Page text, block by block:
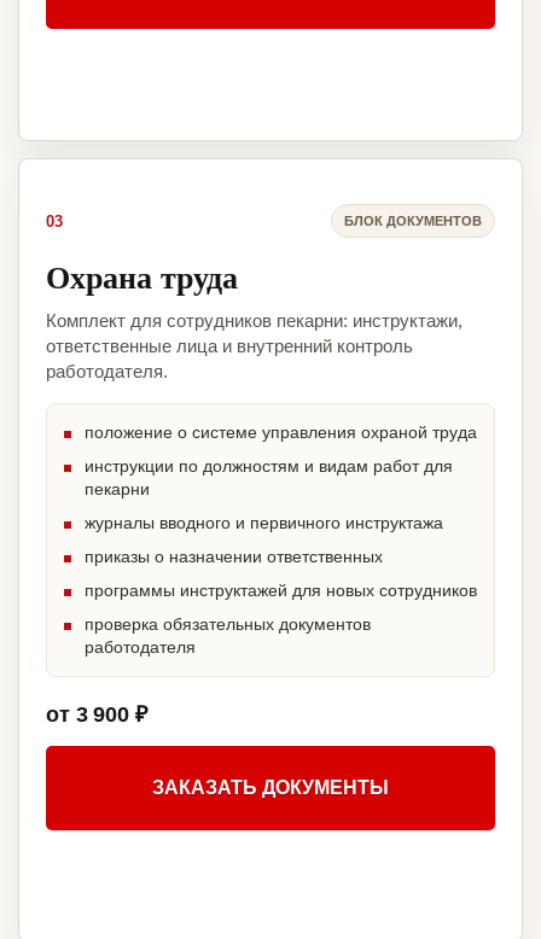
03 БЛОК ДОКУМЕНТОВ
Охрана труда
Комплект для сотрудников пекарни: инструктажи,
ответственные лица и внутренний контроль
работодателя.
положение о системе управления охраной труда
инструкции по должностям и видам работ для
пекарни
журналы вводного и первичного инструктажа
приказы о назначении ответственных
программы инструктажей для новых сотрудников
проверка обязательных документов
работодателя
от 3 900 ₽
ЗАКАЗАТЬ ДОКУМЕНТЫ